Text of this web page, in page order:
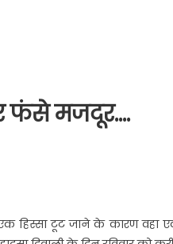
फंसे मजदूर….
हिस्सा टूट जाने के कारण वहा